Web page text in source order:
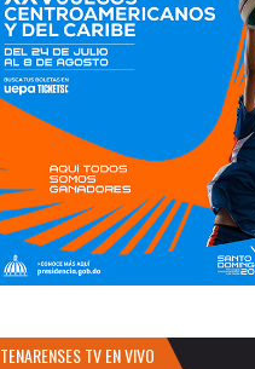
TENARENSES TV EN VIVO